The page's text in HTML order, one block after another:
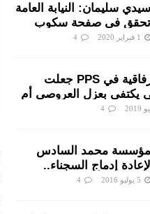
سيدي سليمان: النيابة العامة
تحقق في صفحة سكوب
سيدي سليمان والمتضررون
1 فبراير 2020 4
هل الرفاقية في PPS جعلت
يكتفي بعزل العروصي أم
قانونية على خلفية
4
مؤسسة محمد السادس
لإعادة إدماج السجناء..
جهود جبارة ومبادرات ناجعة
5 يوليو 2016 4